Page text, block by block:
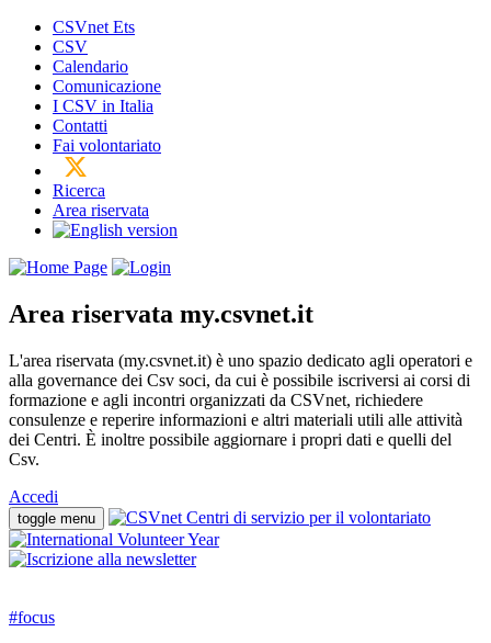
CSVnet Ets
CSV
Calendario
Comunicazione
I CSV in Italia
Contatti
Fai volontariato
Ricerca
Area riservata
Area riservata my.csvnet.it
L'area riservata (my.csvnet.it) è uno spazio dedicato agli operatori e
alla governance dei Csv soci, da cui è possibile iscriversi ai corsi di
formazione e agli incontri organizzati da CSVnet, richiedere
consulenze e reperire informazioni e altri materiali utili alle attività
dei Centri. È inoltre possibile aggiornare i propri dati e quelli del
Csv.
Accedi
toggle menu
#focus